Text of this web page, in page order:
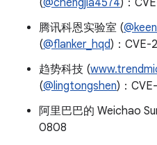
(@chengjia4574)：
腾讯科恩实验室 (
(@flanker_hqd)：CVE-
趋势科技 (
(@lingtongshen)：
阿里巴巴的 Weichao
0808